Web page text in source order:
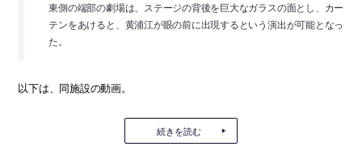
東側の端部の劇場は、ステージの背後を巨大なガラスの面とし、カー
テンをあけると、黄浦江が眼の前に出現するという演出が可能となっ
た。
以下は、同施設の動画。
続きを読む